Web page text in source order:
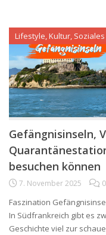
Lifestyle, Kultur, Soziales
Gefängnisinseln,
besuchen können
7. November 2025 0
Faszination
In Südfrankreich gibt es
Geschichte viel zur